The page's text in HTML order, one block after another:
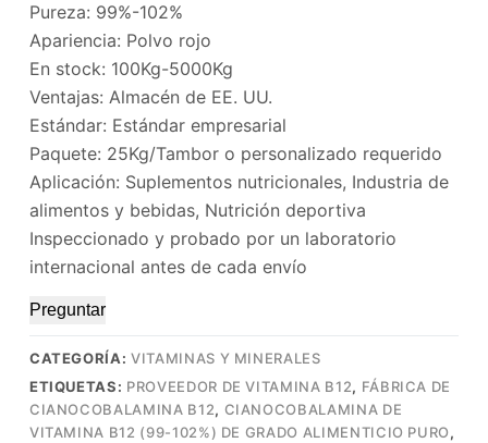
Pureza: 99%-102%
Apariencia: Polvo rojo
En stock: 100Kg-5000Kg
Ventajas: Almacén de EE. UU.
Estándar: Estándar empresarial
Paquete: 25Kg/Tambor o personalizado requerido
Aplicación: Suplementos nutricionales, Industria de
alimentos y bebidas, Nutrición deportiva
Inspeccionado y probado por un laboratorio
internacional antes de cada envío
Preguntar
CATEGORÍA:VITAMINAS Y MINERALES
ETIQUETAS: PROVEEDOR DE VITAMINA B12, FÁBRICA DE
CIANOCOBALAMINA B12, CIANOCOBALAMINA DE
VITAMINA B12 (99-102%) DE GRADO ALIMENTICIO PURO,